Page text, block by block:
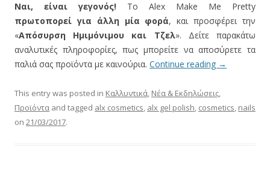
Ναι, είναι γεγονός! Το Alex Make Me Pretty
πρωτοπορεί για άλλη μία φορά, και προσφέρει την
«Απόσυρση Ημιμόνιμου και Τζελ». Δείτε παρακάτω
αναλυτικές πληροφορίες, πως μπορείτε να αποσύρετε τα
παλιά σας προϊόντα με καινούρια. Continue reading →
This entry was posted in Καλλυντικά, Νέα & Εκδηλώσεις,
Προϊόντα and tagged alx cosmetics, alx gel polish, cosmetics, nails
on 21/03/2017.